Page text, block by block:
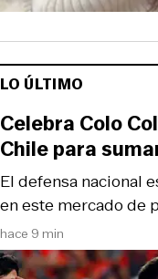
LO ÚLTIMO
hace 9 min
El defensa nacional
en este mercado de
Celebra Colo
Chile para